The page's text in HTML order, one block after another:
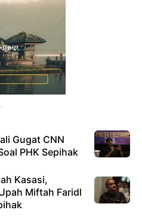
Gugat CNN
PHK Sepihak
Kasasi,
Miftah Faridl